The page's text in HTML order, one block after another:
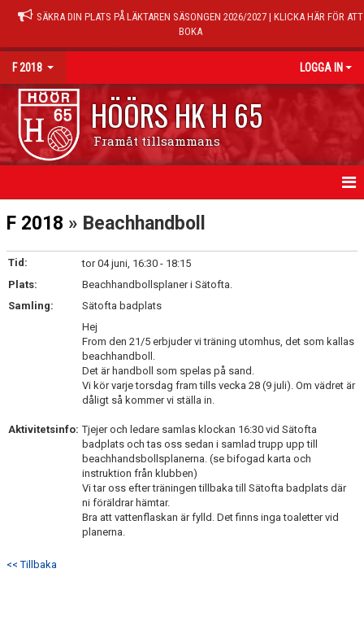
SÄKRA DIN PLATS PÅ LÄKTAREN SÄSONGEN 2026/2027 | KLICKA HÄR FÖR ATT
BOKA
F 2018 LOGGA IN
HÖÖRS HK H 65
Framåt tillsammans
HEM
NYHETER
KALENDER
DOKUMENT
F 2018 » Beachhandboll
Tid:
tor 04 juni, 16:30 - 18:15
Plats:
Beachhandbollsplaner i Sätofta.
Samling:
Sätofta badplats
Aktivitetsinfo:
Hej
From den 21/5 erbjuder vi träning utomhus, det som kallas
beachhandboll.
Det är handboll som spelas på sand.
Vi kör varje torsdag fram tills vecka 28 (9 juli). Om vädret är
dåligt så kommer vi ställa in.
Tjejer och ledare samlas klockan 16:30 vid Sätofta
badplats och tas oss sedan i samlad trupp upp till
beachhandsbollsplanerna. (se bifogad karta och
instruktion från klubben)
Vi tar oss efter träningen tillbaka till Sätofta badplats där
ni föräldrar hämtar.
Bra att vattenflaskan är fylld. Det finns inga toaletter vid
planerna.
<< Tillbaka